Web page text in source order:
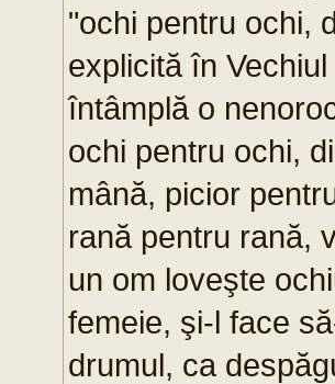
"ochi pentru ochi,
explicită în
întâmplă o
ochi pentru ochi,
mână, picior
rană pentru rană,
un om loveşte
femeie, şi-l face
drumul, ca